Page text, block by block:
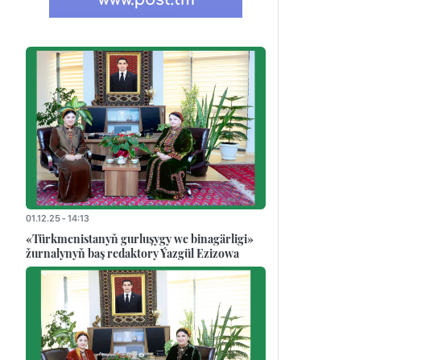
01.12.25 - 14:13
«Türkmenistanyň gurluşygy we binagärligi»
žurnalynyň baş redaktory Ýazgül Ezizowa